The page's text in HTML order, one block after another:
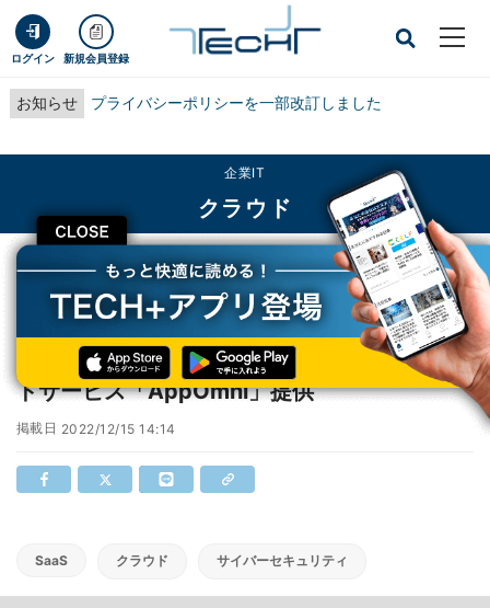
ログイン 新規会員登録
お知らせ プライバシーポリシーを一部改訂しました
CLOSE
企業IT
クラウド
TECH+ 企業IT
クラウド
日立Sol、SaaSからの情報漏洩を防ぐクラウドサービス「AppOmni」提供
日立Sol、SaaSからの情報漏洩を防ぐクラウ
ドサービス「AppOmni」提供
掲載日 2022/12/15 14:14
SaaS クラウド サイバーセキュリティ